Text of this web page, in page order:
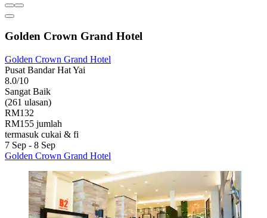
Golden Crown Grand Hotel
Golden Crown Grand Hotel
Pusat Bandar Hat Yai
8.0/10
Sangat Baik
(261 ulasan)
RM132
RM155 jumlah
termasuk cukai & fi
7 Sep - 8 Sep
Golden Crown Grand Hotel